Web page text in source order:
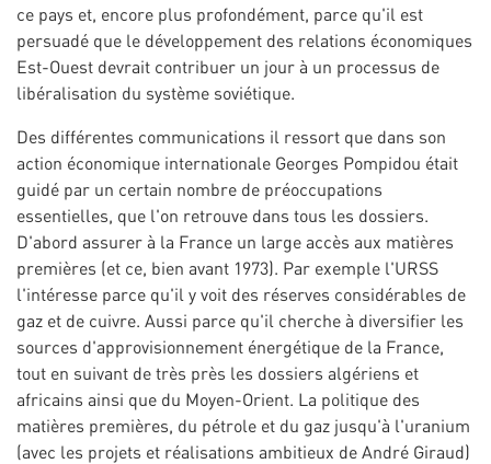
ce pays et, encore plus profondément, parce qu'il est
persuadé que le développement des relations économiques
Est-Ouest devrait contribuer un jour à un processus de
libéralisation du système soviétique.
Des différentes communications il ressort que dans son
action économique internationale Georges Pompidou était
guidé par un certain nombre de préoccupations
essentielles, que l'on retrouve dans tous les dossiers.
D'abord assurer à la France un large accès aux matières
premières (et ce, bien avant 1973). Par exemple l'URSS
l'intéresse parce qu'il y voit des réserves considérables de
gaz et de cuivre. Aussi parce qu'il cherche à diversifier les
sources d'approvisionnement énergétique de la France,
tout en suivant de très près les dossiers algériens et
africains ainsi que du Moyen-Orient. La politique des
matières premières, du pétrole et du gaz jusqu'à l'uranium
(avec les projets et réalisations ambitieux de André Giraud)